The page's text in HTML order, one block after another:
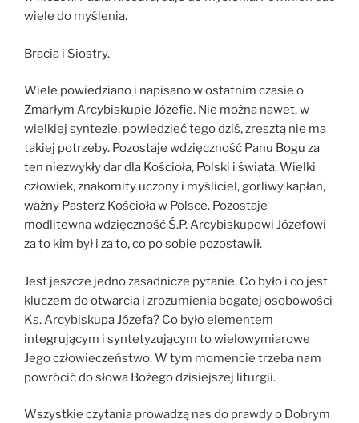
wiele do myślenia.
Bracia i Siostry.
Wiele powiedziano i napisano w ostatnim czasie o
Zmarłym Arcybiskupie Józefie. Nie można nawet, w
wielkiej syntezie, powiedzieć tego dziś, zresztą nie ma
takiej potrzeby. Pozostaje wdzięczność Panu Bogu za
ten niezwykły dar dla Kościoła, Polski i świata. Wielki
człowiek, znakomity uczony i myśliciel, gorliwy kapłan,
ważny Pasterz Kościoła w Polsce. Pozostaje
modlitewna wdzięczność Ś.P. Arcybiskupowi Józefowi
za to kim był i za to, co po sobie pozostawił.
Jest jeszcze jedno zasadnicze pytanie. Co było i co jest
kluczem do otwarcia i zrozumienia bogatej osobowości
Ks. Arcybiskupa Józefa? Co było elementem
integrującym i syntetyzującym to wielowymiarowe
Jego człowieczeństwo. W tym momencie trzeba nam
powrócić do słowa Bożego dzisiejszej liturgii.
Wszystkie czytania prowadzą nas do prawdy o Dobrym